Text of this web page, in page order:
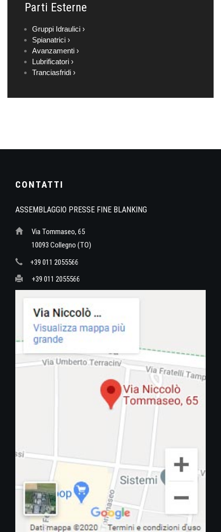
Parti Esterne
Gruppi Idraulici ›
Spianatrici ›
Avanzamenti ›
Lubrificatori ›
Tranciasfridi ›
CONTATTI
ASSEMBLAGGIO PRESSE FINE BLANKING
Via Tommaseo, 65
10093 Collegno (TO)
+39 011 2055566
+39 011 2055566